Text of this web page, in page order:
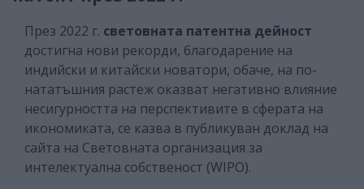
През 2022 г. световната патентна дейност
достигна нови рекорди, благодарение на
индийски и китайски новатори, обаче, на по-
нататъшния растеж оказват негативно влияние
несигурността на перспективите в сферата на
икономиката, се казва в публикуван доклад на
сайта на Световната организация за
интелектуална собственост (WIPO).